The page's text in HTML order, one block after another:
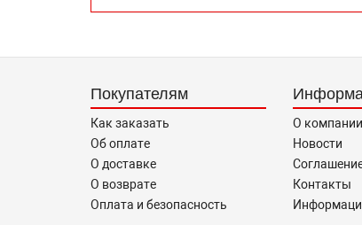
Покупателям
Как заказать
Об оплате
О доставке
О возврате
Оплата и безопасность
О компании
Новости
Контакты